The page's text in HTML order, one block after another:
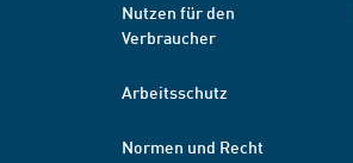
Nutzen für den
Verbraucher
Arbeitsschutz
Normen und Recht